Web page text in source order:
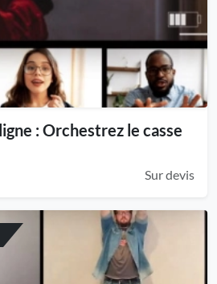
: Orchestrez le casse
Sur devis